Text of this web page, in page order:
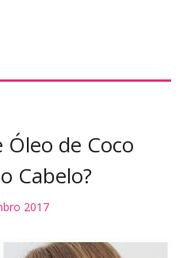
Óleo de Coco
Cabelo?
2017